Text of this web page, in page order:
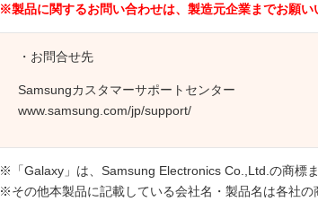
※製品に関するお問い合わせは、製造元企業までお願い
・お問合せ先
Samsungカスタマーサポートセンター
www.samsung.com/jp/support/
※「Galaxy」は、Samsung Electronics Co.,Ltd.の商標ま
※その他本製品に記載している会社名・製品名は各社の